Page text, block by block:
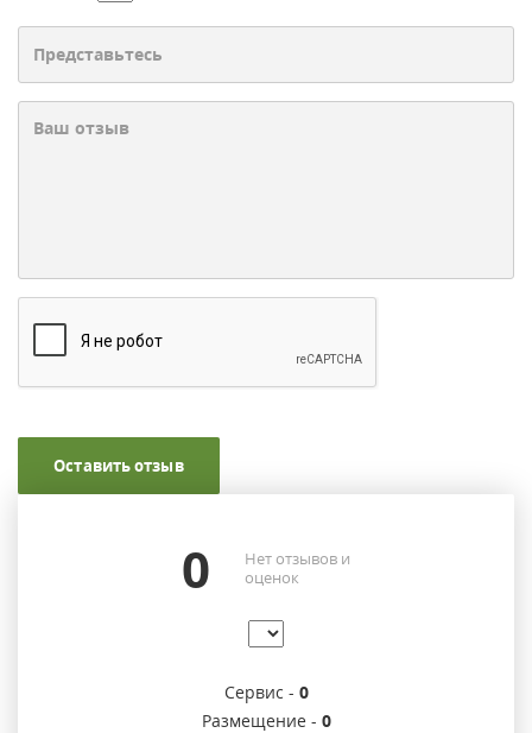
Оставить отзыв
0
Нет отзывов и
оценок
Сервис - 0
Размещение - 0